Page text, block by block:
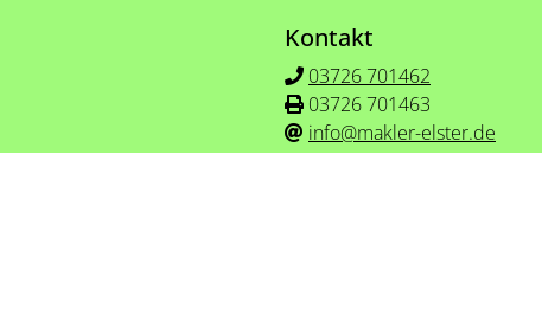
Kontakt
03726 701462
03726 701463
info@makler-elster.de